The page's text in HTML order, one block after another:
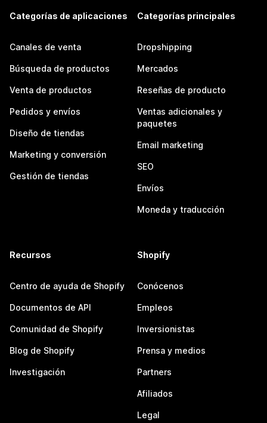
Categorías de aplicaciones
Canales de venta
Búsqueda de productos
Venta de productos
Pedidos y envíos
Diseño de tiendas
Marketing y conversión
Gestión de tiendas
Categorías principales
Dropshipping
Mercados
Reseñas de producto
Ventas adicionales y
paquetes
Email marketing
SEO
Envíos
Moneda y traducción
Recursos
Centro de ayuda de Shopify
Documentos de API
Comunidad de Shopify
Blog de Shopify
Investigación
Shopify
Conócenos
Empleos
Inversionistas
Prensa y medios
Partners
Afiliados
Legal